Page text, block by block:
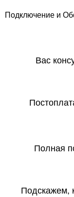
Подключение и
Вас
Полная
Подскажем,